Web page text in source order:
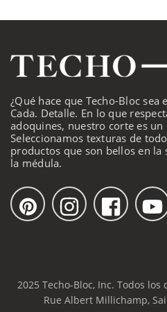
¿Qué hace que Techo-Bloc sea
Cada. Detalle. En lo que
adoquines, nuestro corte es
Seleccionamos texturas de
productos que son bellos en la
la médula.
2025 Techo-Bloc, Inc. Todos
Rue Albert Millichamp,